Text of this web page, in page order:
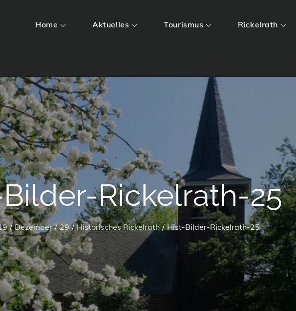
Home Aktuelles Tourismus Rickelrath
Rickelrath-25
Dezember 29 Historisches Rickelrath Hist-Bilder-Rickelrath-25